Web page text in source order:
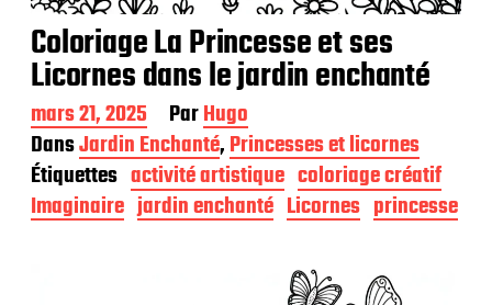
Coloriage La Princesse et ses
Licornes dans le jardin enchanté
D
a
t
e
d
e
mars 21, 2025 ParHugo
DansJardin Enchanté,Princesses et licornes
Étiquettes activité artistique coloriage créatif
Imaginaire jardin enchanté Licornes princesse